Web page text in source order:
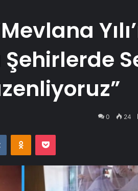
Şehirlerde
0 24
VKontakteOdnoklassniki
Pocket